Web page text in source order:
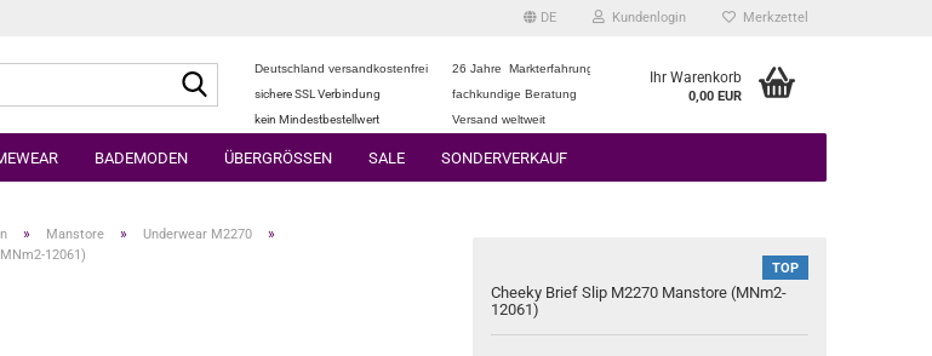
DE Kundenlogin Merkzettel
Suche...Deutschland versandkostenfrei
26 Jahre Markterfahrung
sichere SSL Verbindung
fachkundige Beratung
kein Mindestbestellwert
Versand weltweit
Ihr Warenkorb
0,00 EUR
BADEMODEN ÜBERGRÖSSEN SALE SONDERVERKAUF
» Manstore » Underwear M2270 »
12061)
TOP
Cheeky Brief Slip M2270 Manstore (MNm2-
12061)